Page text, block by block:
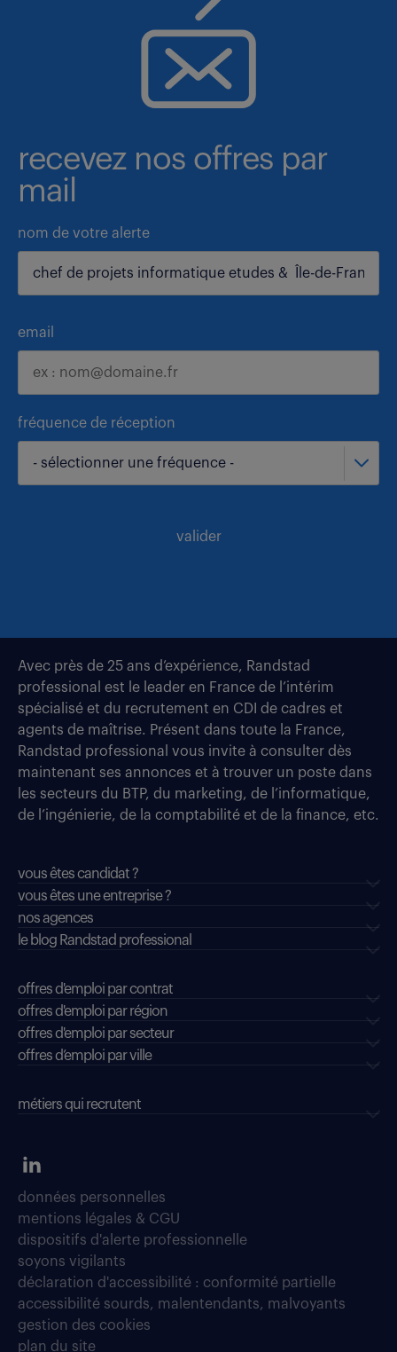
recevez nos offres par
mail
nom de votre alerte
email
fréquence de réception
- sélectionner une fréquence -
valider
Avec près de 25 ans d’expérience, Randstad
professional est le leader en France de l’intérim
spécialisé et du recrutement en CDI de cadres et
agents de maîtrise. Présent dans toute la France,
Randstad professional vous invite à consulter dès
maintenant ses annonces et à trouver un poste dans
les secteurs du BTP, du marketing, de l’informatique,
de l’ingénierie, de la comptabilité et de la finance, etc.
vous êtes candidat ?
vous êtes une entreprise ?
nos agences
le blog Randstad professional
offres d'emploi par contrat
offres d'emploi par région
offres d'emploi par secteur
offres d’emploi par ville
métiers qui recrutent
données personnelles
mentions légales & CGU
dispositifs d'alerte professionnelle
soyons vigilants
déclaration d'accessibilité : conformité partielle
accessibilité sourds, malentendants, malvoyants
gestion des cookies
plan du site